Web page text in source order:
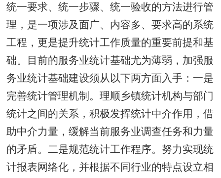
统一要求、统一步骤、统一验收的方法进行管
理，是一项涉及面广、内容多、要求高的系统
工程，更是提升统计工作质量的重要前提和基
础。目前的服务业统计基础尤为薄弱，加强服
务业统计基础建设须从以下两方面入手：一是
完善统计管理机制。理顺乡镇统计机构与部门
统计之间的关系，积极发挥统计中介作用，借
助中介力量，缓解当前服务业调查任务和力量
的矛盾。二是规范统计工作程序。努力实现统
计报表网络化，并根据不同行业的特点设立相